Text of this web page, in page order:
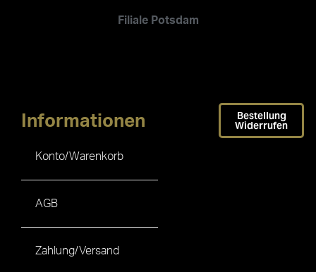
Filiale Potsdam
Informationen
Konto/Warenkorb
AGB
Zahlung/Versand
Bestellung
Widerrufen